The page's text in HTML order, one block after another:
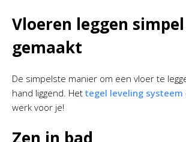
Vloeren leggen simpel
gemaakt
De simpelste manier om een vloer te
hand liggend. Het tegel leveling systeem
werk voor je!